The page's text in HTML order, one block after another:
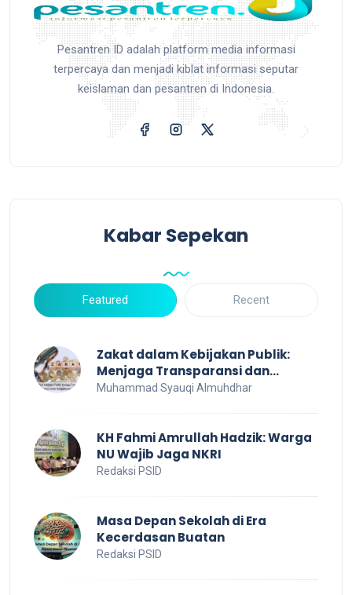
Pesantren ID adalah platform media informasi
terpercaya dan menjadi kiblat informasi seputar
keislaman dan pesantren di Indonesia.
Kabar Sepekan
Featured Recent
Zakat dalam Kebijakan Publik:
Menjaga Transparansi dan
Efisiensi untuk Kesejahteraan
Muhammad Syauqi Almuhdhar
KH Fahmi Amrullah Hadzik: Warga
NU Wajib Jaga NKRI
Redaksi PSID
Masa Depan Sekolah di Era
Kecerdasan Buatan
Redaksi PSID